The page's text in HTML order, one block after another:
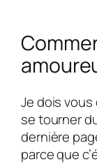
Je dois vous
se tourner
dernière
parce que